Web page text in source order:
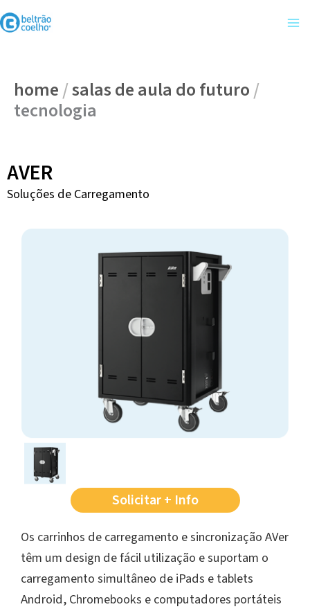
Skip
to
home/salas de aula do futuro/
tecnologia
AVER
Soluções de Carregamento
Solicitar + Info
Os carrinhos de carregamento e sincronização AVer
têm um design de fácil utilização e suportam o
carregamento simultâneo de iPads e tablets
Android, Chromebooks e computadores portáteis